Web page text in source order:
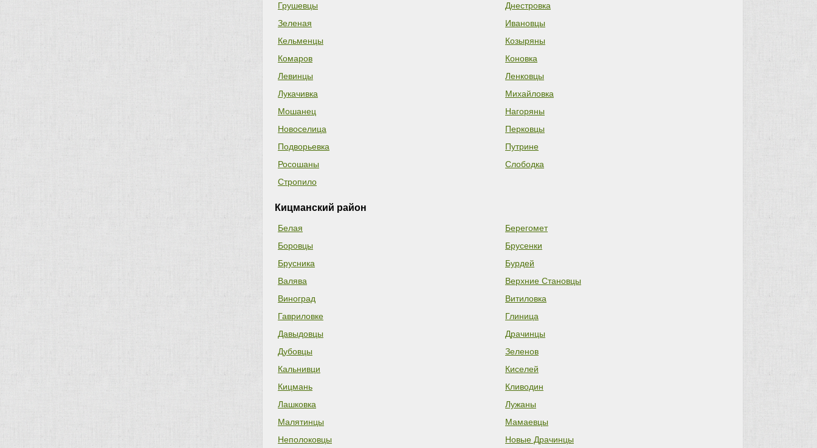
Грушевцы
Днестровка
Зеленая
Ивановцы
Кельменцы
Козыряны
Комаров
Коновка
Левинцы
Ленковцы
Лукачивка
Михайловка
Мошанец
Нагоряны
Новоселица
Перковцы
Подворьевка
Путрине
Росошаны
Слободка
Стропило
Кицманский район
Белая
Берегомет
Боровцы
Брусенки
Брусника
Бурдей
Валява
Верхние Становцы
Виноград
Витиловка
Гавриловке
Глиница
Давыдовцы
Драчинцы
Дубовцы
Зеленов
Кальнивци
Киселей
Кицмань
Кливодин
Лашковка
Лужаны
Малятинцы
Мамаевцы
Неполоковцы
Новые Драчинцы